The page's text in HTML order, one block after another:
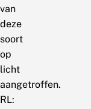
van
deze
soort
op
licht
aangetroffen.
RL: